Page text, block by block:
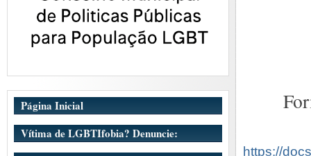
https://
Página Inicial
Vítima de LGBTIfobia? Denuncie: